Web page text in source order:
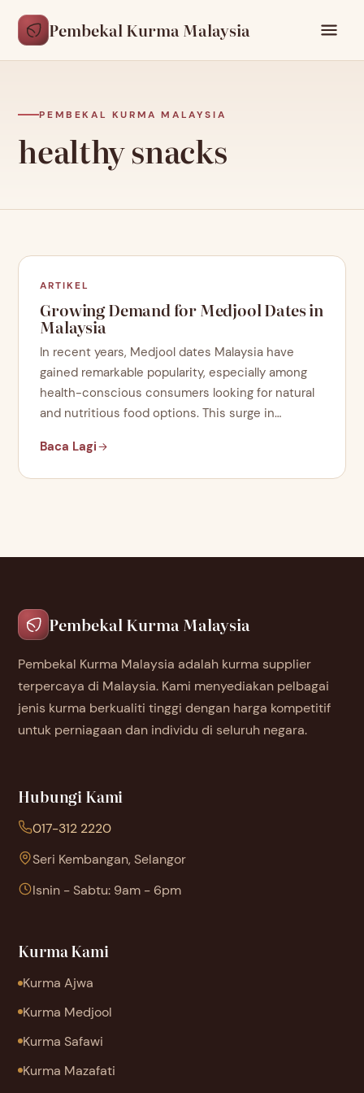
Pembekal Kurma Malaysia
PEMBEKAL KURMA MALAYSIA
healthy snacks
ARTIKEL
Growing Demand for Medjool Dates in
Malaysia
In recent years, Medjool dates Malaysia have
gained remarkable popularity, especially among
health-conscious consumers looking for natural
and nutritious food options. This surge in…
Baca Lagi
Pembekal Kurma Malaysia
Pembekal Kurma Malaysia adalah kurma supplier
terpercaya di Malaysia. Kami menyediakan pelbagai
jenis kurma berkualiti tinggi dengan harga kompetitif
untuk perniagaan dan individu di seluruh negara.
Hubungi Kami
017-312 2220
Seri Kembangan, Selangor
Isnin - Sabtu: 9am - 6pm
Kurma Kami
Kurma Ajwa
Kurma Medjool
Kurma Safawi
Kurma Mazafati